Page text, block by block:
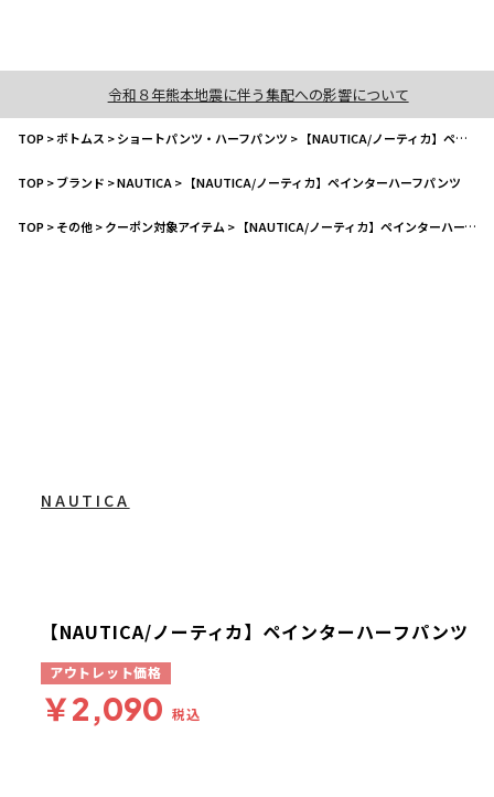
令和８年熊本地震に伴う集配への影響について
TOP>ボトムス >ショートパンツ・ハーフパンツ > 【NAUTICA/ノーティカ】ペインターハーフパンツ
TOP>ブランド >NAUTICA> 【NAUTICA/ノーティカ】ペインターハーフパンツ
TOP>その他>クーポン対象アイテム > 【NAUTICA/ノーティカ】ペインターハーフパンツ
NAUTICA
【NAUTICA/ノーティカ】ペインターハーフパンツ
アウトレット価格
￥2,090 税込